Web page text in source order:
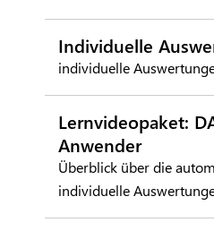
Individuelle
individuelle
Lernvideopaket:
Anwender
Überblick über die
individuelle